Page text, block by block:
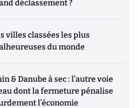
déclassement ?
villes classées les plus
du monde
& Danube à sec : l’autre voie
dont la fermeture pénalise
l’économie